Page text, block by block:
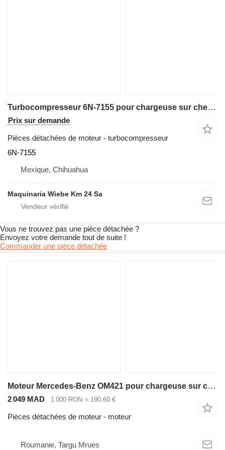
Turbocompresseur 6N-7155 pour chargeuse sur chenilles Caterpillar 963
Prix sur demande
Pièces détachées de moteur - turbocompresseur
6N-7155
Mexique, Chihuahua
Maquinaria Wiebe Km 24 Sa
Vous ne trouvez pas une pièce détachée ?
Envoyez votre demande tout de suite !
Commander une pièce détachée
Moteur Mercedes-Benz OM421 pour chargeuse sur chenilles Liebherr LR631B LR631 LR621 LR632
2 049 MAD 1 000 RON ≈ 190,60 €
Pièces détachées de moteur - moteur
Roumanie, Targu Mrues